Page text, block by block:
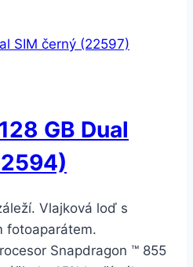
GB Dual
Vlajková loď s
fotoaparátem.
Snapdragon ™ 855